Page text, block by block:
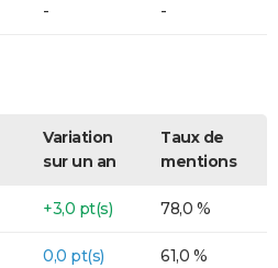
- -
Variation
sur un an
Taux de
mentions
+3,0 pt(s) 78,0 %
0,0 pt(s) 61,0 %